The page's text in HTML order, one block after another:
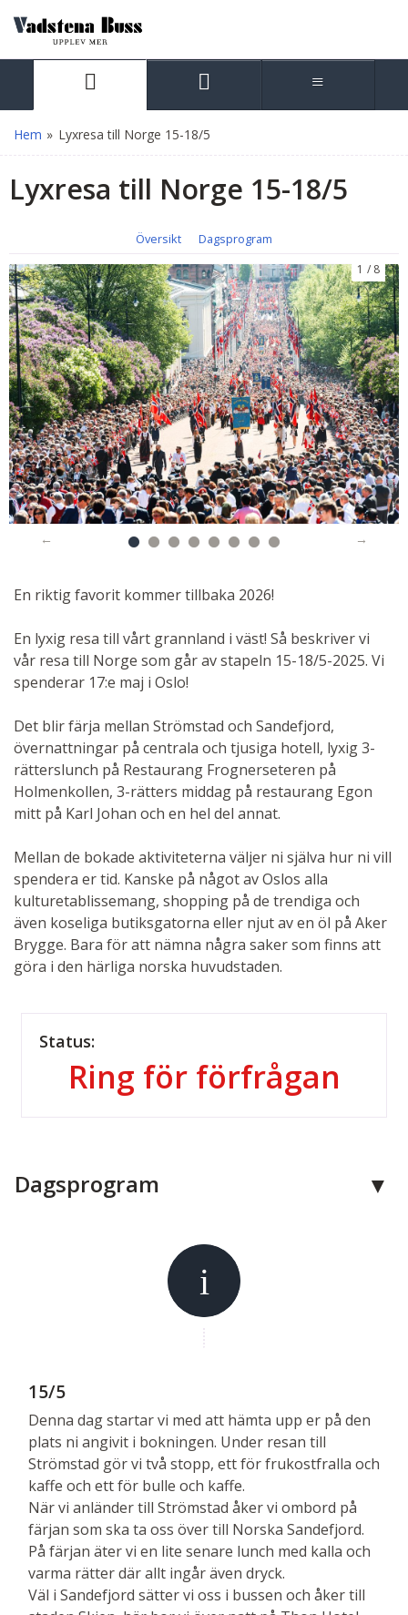
Hem » Lyxresa till Norge 15-18/5
Lyxresa till Norge 15-18/5
Översikt Dagsprogram
1 8
En riktig favorit kommer tillbaka 2026!
En lyxig resa till vårt grannland i väst! Så beskriver vi
vår resa till Norge som går av stapeln 15-18/5-2025. Vi
spenderar 17:e maj i Oslo!
Det blir färja mellan Strömstad och Sandefjord,
övernattningar på centrala och tjusiga hotell, lyxig 3-
rätterslunch på Restaurang Frognerseteren på
Holmenkollen, 3-rätters middag på restaurang Egon
mitt på Karl Johan och en hel del annat.
Mellan de bokade aktiviteterna väljer ni själva hur ni vill
spendera er tid. Kanske på något av Oslos alla
kulturetablissemang, shopping på de trendiga och
även koseliga butiksgatorna eller njut av en öl på Aker
Brygge. Bara för att nämna några saker som finns att
göra i den härliga norska huvudstaden.
Status:
Ring för förfrågan
Dagsprogram
15/5
Denna dag startar vi med att hämta upp er på den
plats ni angivit i bokningen. Under resan till
Strömstad gör vi två stopp, ett för frukostfralla och
kaffe och ett för bulle och kaffe.
När vi anländer till Strömstad åker vi ombord på
färjan som ska ta oss över till Norska Sandefjord.
På färjan äter vi en lite senare lunch med kalla och
varma rätter där allt ingår även dryck.
Väl i Sandefjord sätter vi oss i bussen och åker till